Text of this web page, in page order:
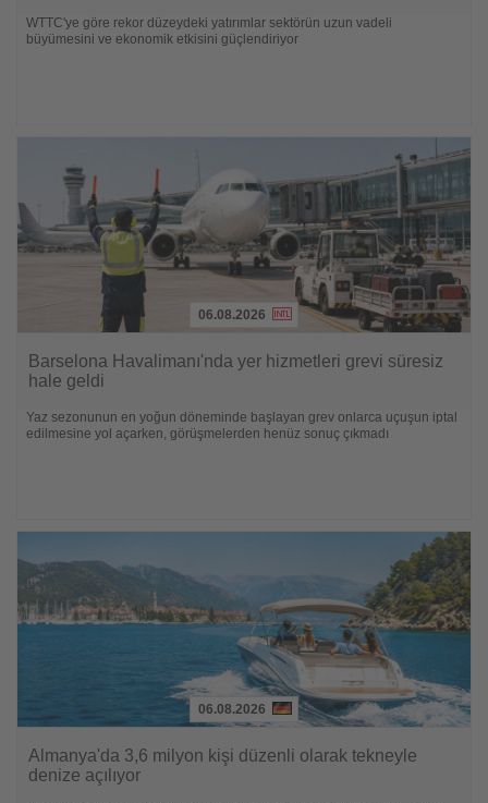
WTTC'ye göre rekor düzeydeki yatırımlar sektörün uzun vadeli
büyümesini ve ekonomik etkisini güçlendiriyor
Sie
die
Nachrichten
06.08.2026
Barselona Havalimanı'nda yer hizmetleri grevi süresiz
hale geldi
Yaz sezonunun en yoğun döneminde başlayan grev onlarca uçuşun iptal
edilmesine yol açarken, görüşmelerden henüz sonuç çıkmadı
Sie
die
Nachrichten
06.08.2026
Almanya'da 3,6 milyon kişi düzenli olarak tekneyle
denize açılıyor